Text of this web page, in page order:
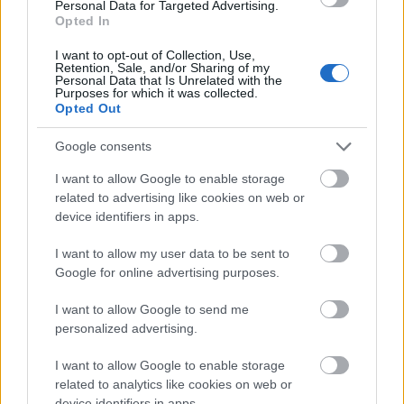
Personal Data for Targeted Advertising.
Opted In
I want to opt-out of Collection, Use,
Retention, Sale, and/or Sharing of my
Personal Data that Is Unrelated with the
Purposes for which it was collected.
Opted Out
Google consents
I want to allow Google to enable storage
related to advertising like cookies on web or
device identifiers in apps.
I want to allow my user data to be sent to
Google for online advertising purposes.
I want to allow Google to send me
personalized advertising.
I want to allow Google to enable storage
related to analytics like cookies on web or
Med Proff Forvalt får du:
Kredittsjekk av selskaper
Betalingsanmerkninger og panteheftelser